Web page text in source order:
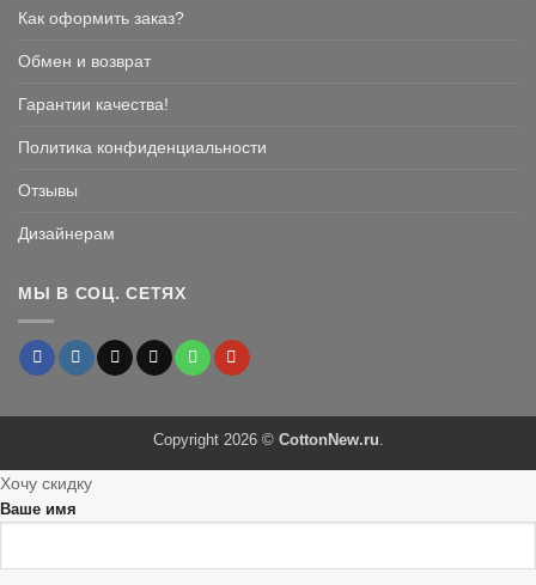
Как оформить заказ?
Обмен и возврат
Гарантии качества!
Политика конфиденциальности
Отзывы
Дизайнерам
МЫ В СОЦ. СЕТЯХ
Copyright 2026 © CottonNew.ru
Хочу скидку
Ваше имя